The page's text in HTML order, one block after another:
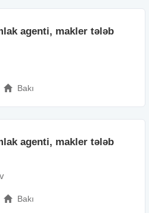
agenti, makler tələb
Bakı
agenti, makler tələb
Bakı